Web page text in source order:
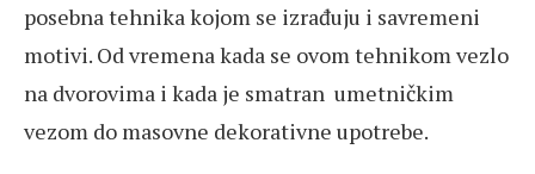
posebna tehnika kojom se izrađuju i savremeni
motivi. Od vremena kada se ovom tehnikom vezlo
na dvorovima i kada je smatran umetničkim
vezom do masovne dekorativne upotrebe.